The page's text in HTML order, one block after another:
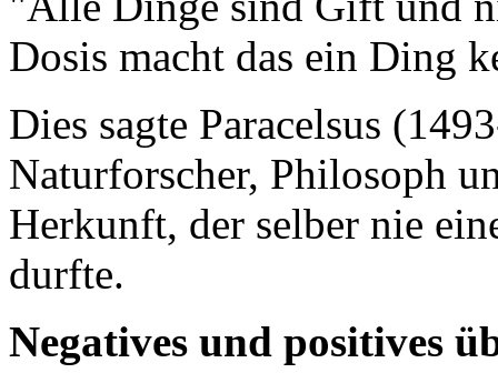
Dosis macht das ein Ding
Dies sagte Paracelsus
Naturforscher, Philosoph
Herkunft, der selber nie
durfte.
Negatives und positives